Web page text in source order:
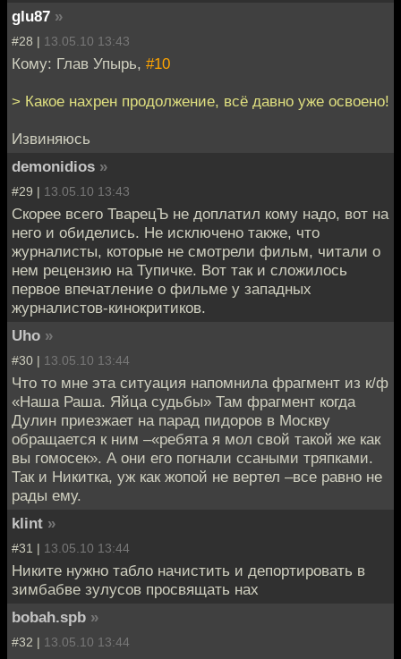
glu87 »
#28 | 13.05.10 13:43
Кому: Глав Упырь, #10
> Какое нахрен продолжение, всё давно уже освоено!
Извиняюсь
demonidios »
#29 | 13.05.10 13:43
Скорее всего ТварецЪ не доплатил кому надо, вот на
него и обиделись. Не исключено также, что
журналисты, которые не смотрели фильм, читали о
нем рецензию на Тупичке. Вот так и сложилось
первое впечатление о фильме у западных
журналистов-кинокритиков.
Uho »
#30 | 13.05.10 13:44
Что то мне эта ситуация напомнила фрагмент из к/ф
«Наша Раша. Яйца судьбы» Там фрагмент когда
Дулин приезжает на парад пидоров в Москву
обращается к ним –«ребята я мол свой такой же как
вы гомосек». А они его погнали ссаными тряпками.
Так и Никитка, уж как жопой не вертел –все равно не
рады ему.
klint »
#31 | 13.05.10 13:44
Никите нужно табло начистить и депортировать в
зимбабве зулусов просвящать нах
bobah.spb »
#32 | 13.05.10 13:44